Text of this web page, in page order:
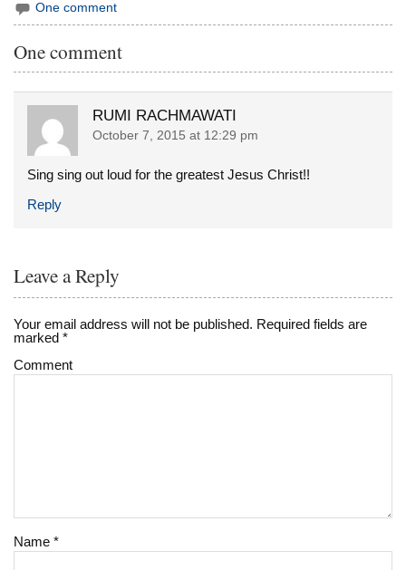
One comment
One comment
RUMI RACHMAWATI
October 7, 2015 at 12:29 pm
Sing sing out loud for the greatest Jesus Christ!!
Reply
Leave a Reply
Your email address will not be published. Required fields are
marked*
Comment
Name*